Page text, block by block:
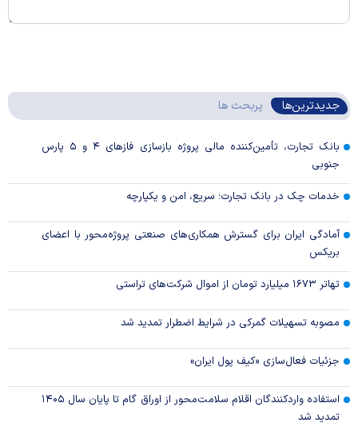
جدیدترین‌ها پربحث ها
بانک تجارت، تأمین‌کننده مالی پروژه بازسازی فاز‌های ۴ و ۵ پارس
جنوبی
خدمات چک در بانک تجارت؛ سریع، امن و یکپارچه
آمادگی ایران برای گسترش همکاری‌های صنعتی پروژه‌محور با اعضای
بریکس
تهاتر ۱۶۷۳ میلیارد تومان از اموال شرکت‌های تراستی
مصوبه تسهیلات گمرکی در شرایط اضطرار تمدید شد
جزئیات فعال‌سازی «کیف پول ایران»
استفاده واردکنندگان اقلام سلامت‌محور از اوراق گام تا پایان سال ۱۴۰۵
تمدید شد